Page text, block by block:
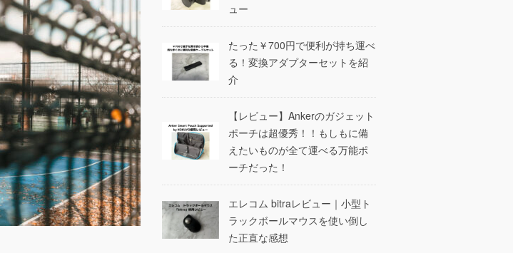
ュー
たった￥700円で便利が持ち運べ
る！変換アダプターセットを紹
介
【レビュー】Ankerのガジェット
ポーチは超優秀！！もしもに備
えたいものが全て運べる万能ポ
ーチだった！
エレコム bitraレビュー｜小型ト
ラックボールマウスを使い倒し
た正直な感想